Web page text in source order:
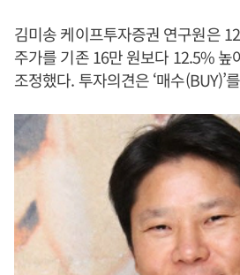
김미송 케이프투자증권 연구원은
주가를 기존 16만 원보다 12.5% 높
조정했다. 투자의견은 ‘매수(BUY)’